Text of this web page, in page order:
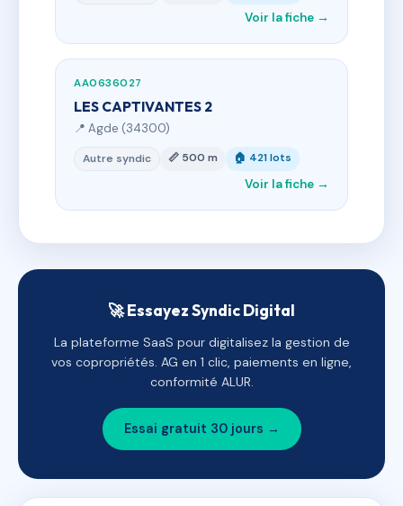
Voir la fiche →
AA0636027
LES CAPTIVANTES 2
📍 Agde (34300)
Autre syndic 📏 500 m 🏠 421 lots
Voir la fiche →
🚀 Essayez Syndic Digital
La plateforme SaaS pour digitalisez la gestion de
vos copropriétés. AG en 1 clic, paiements en ligne,
conformité ALUR.
Essai gratuit 30 jours →